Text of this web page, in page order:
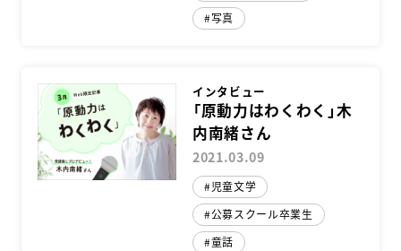
写真
インタビュー
「原動力はわくわく」木
内南緒さん
2021.03.09
児童文学
公募スクール卒業生
童話